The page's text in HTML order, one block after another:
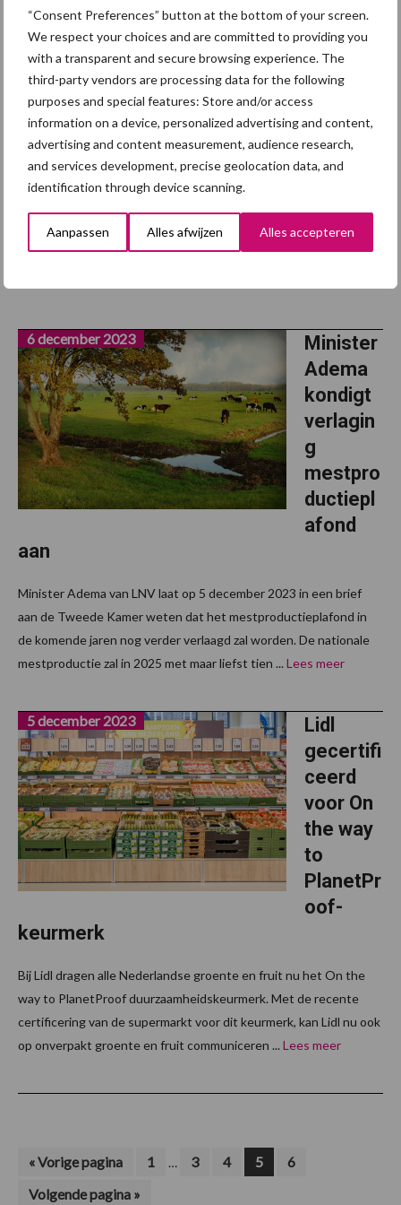
“Consent Preferences” button at the bottom of your screen.
We respect your choices and are committed to providing you
with a transparent and secure browsing experience. The
third-party vendors are processing data for the following
purposes and special features: Store and/or access
information on a device, personalized advertising and content,
advertising and content measurement, audience research,
and services development, precise geolocation data, and
identification through device scanning.
Aanpassen Alles afwijzen Alles accepteren
Kom
deze
kerst
langs bij
boeren
en
tuinders
6 december 2023
Boeren tuinders pakken ook dit jaar weer uit met kerst. Door het
hele land worden in de decembermaand sfeervolle activiteiten
Minister
Adema
kondigt
verlagin
g
mestpro
ductiepl
afond
aan
6 december 2023
Minister Adema van LNV laat op 5 december 2023 in een brief
aan de Tweede Kamer weten dat het mestproductieplafond in
de komende jaren nog verder verlaagd zal worden. De nationale
mestproductie zal in 2025 met maar liefst tien ... Lees meer
Lidl
gecertifi
ceerd
voor On
the way
to
PlanetPr
oof-
keurmerk
5 december 2023
Bij Lidl dragen alle Nederlandse groente en fruit nu het On the
way to PlanetProof duurzaamheidskeurmerk. Met de recente
certificering van de supermarkt voor dit keurmerk, kan Lidl nu ook
op onverpakt groente en fruit communiceren ... Lees meer
«Ga
Vorige pagina Pagina
1
Interim
… Pagina
3 Pagina
4 Pagina
5 Pagina
6
Ga
Volgende pagina »